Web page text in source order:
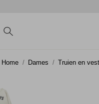
Home Dames Truien en